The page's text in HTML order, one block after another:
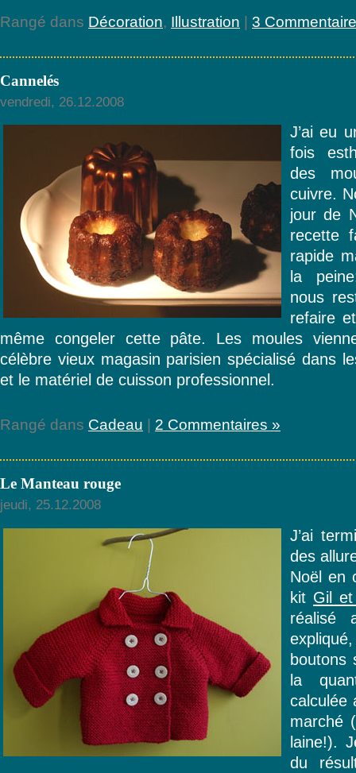
Rangé dans Décoration, Illustration | 3
Cannelés
vendredi, 26.12.2008
J’ai eu
fois
des
cuivre.
jour de
recette
rapide
la
nous
refaire
même congeler cette pâte. Les moules
célèbre vieux magasin parisien spécialisé dans
et le matériel de cuisson professionnel.
Rangé dans Cadeau | 2 Commentaires »
Le Manteau rouge
jeudi, 25.12.2008
J’ai
des
Noël en
kit Gil
réalisé
boutons
la
calculée
marché
laine!).
du